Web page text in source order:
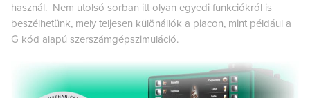
használ. Nem utolsó sorban itt olyan egyedi funkciókról is
beszélhetünk, mely teljesen különállók a piacon, mint például a
G kód alapú szerszámgépszimuláció.